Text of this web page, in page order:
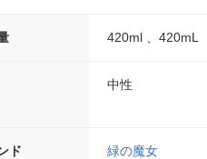
420ml 、420mL
中性
ド 緑の魔女